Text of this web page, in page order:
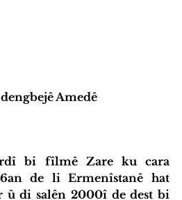
Amedê
bi fîlmê Zare ku cara
de li Ermenîstanê hat
û di salên 2000î de dest bi